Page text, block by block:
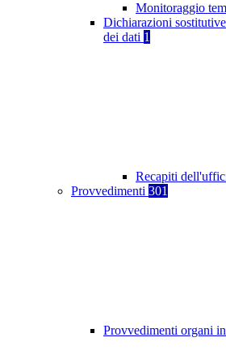
Monitoraggio
Dichiarazioni
dei dati 1
Recapiti
Provvedimenti 301
Provvedimenti organi